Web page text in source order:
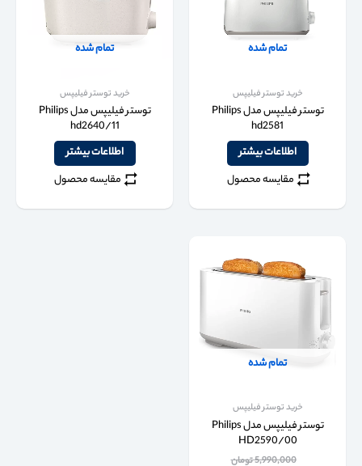
تمام شده
خرید توستر فیلیپس
توستر فیلیپس مدل Philips
hd2581
اطلاعات بیشتر
مقایسه محصول
تمام شده
خرید توستر فیلیپس
توستر فیلیپس مدل Philips
hd2640/11
اطلاعات بیشتر
مقایسه محصول
تمام شده
خرید توستر فیلیپس
توستر فیلیپس مدل Philips
HD2590/00
5,990,000تومان